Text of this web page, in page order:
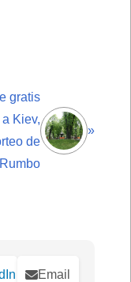
gratis
a Kiev,
de
Rumbo
»
Email